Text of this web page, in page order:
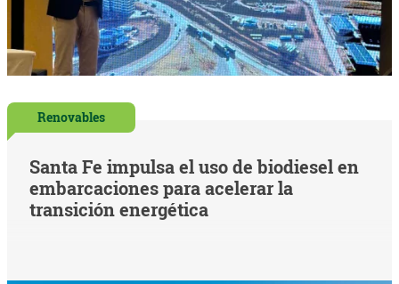
Renovables
Santa Fe impulsa el uso de biodiesel en
embarcaciones para acelerar la
transición energética